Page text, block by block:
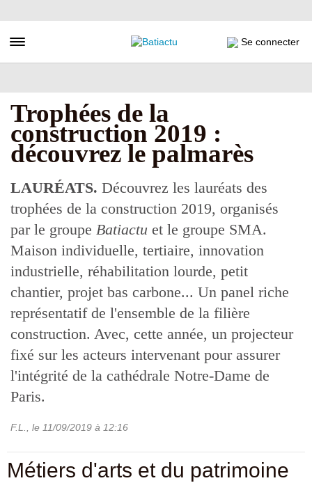
au
principal
Toggle navigation Se connecter
Trophées de la
construction 2019 :
découvrez le palmarès
LAURÉATS. Découvrez les lauréats des
trophées de la construction 2019, organisés
par le groupe Batiactu et le groupe SMA.
Maison individuelle, tertiaire, innovation
industrielle, réhabilitation lourde, petit
chantier, projet bas carbone... Un panel riche
représentatif de l'ensemble de la filière
construction. Avec, cette année, un projecteur
fixé sur les acteurs intervenant pour assurer
l'intégrité de la cathédrale Notre-Dame de
Paris.
F.L. , le 11/09/2019 à 12:16
Métiers d'arts et du patrimoine